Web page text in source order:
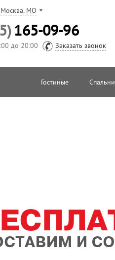
Москва, МО
165-09-96
до 20:00 Заказать звонок
Гостиные Спальни